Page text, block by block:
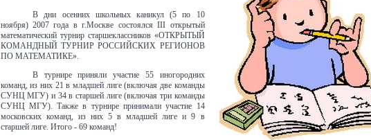
В дни осенних школьных каникул (5 по 10
ноября) 2007 года в г.Москве состоялся III открытый
математический турнир старшеклассников «ОТКРЫТЫЙ
КОМАНДНЫЙ ТУРНИР РОССИЙСКИХ РЕГИОНОВ
ПО МАТЕМАТИКЕ».
В турнире приняли участие 55 иногородних
команд, из них 21 в младшей лиге (включая две команды
СУНЦ МГУ) и 34 в старшей лиге (включая три команды
СУНЦ МГУ). Также в турнире принимали участие 14
московских команд, из них 5 в младшей лиге и 9 в
старшей лиге. Итого - 69 команд!